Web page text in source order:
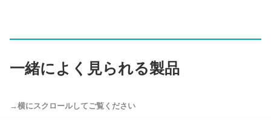
一緒によく見られる製品